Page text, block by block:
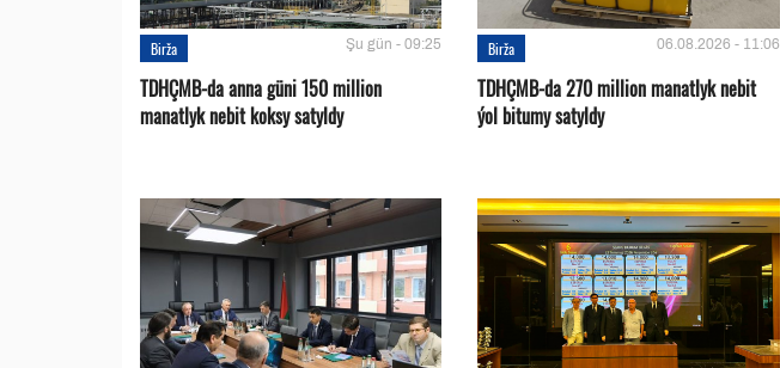
Birža Şu gün - 09:25
TDHÇMB-da anna güni 150 million
manatlyk nebit koksy satyldy
Birža 06.08.2026 - 11:06
TDHÇMB-da 270 million manatlyk nebit
ýol bitumy satyldy